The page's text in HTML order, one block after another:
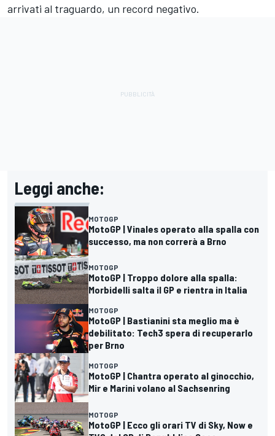
arrivati al traguardo, un record negativo.
Leggi anche:
MOTOGP
MotoGP | Vinales operato alla spalla con
successo, ma non correrà a Brno
MOTOGP
MotoGP | Troppo dolore alla spalla:
Morbidelli salta il GP e rientra in Italia
MOTOGP
MotoGP | Bastianini sta meglio ma è
debilitato: Tech3 spera di recuperarlo
per Brno
MOTOGP
MotoGP | Chantra operato al ginocchio,
Mir e Marini volano al Sachsenring
MOTOGP
MotoGP | Ecco gli orari TV di Sky, Now e